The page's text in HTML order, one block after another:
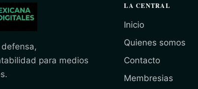
para medios
LA CENTRAL
Inicio
Quienes somos
Contacto
Membresias